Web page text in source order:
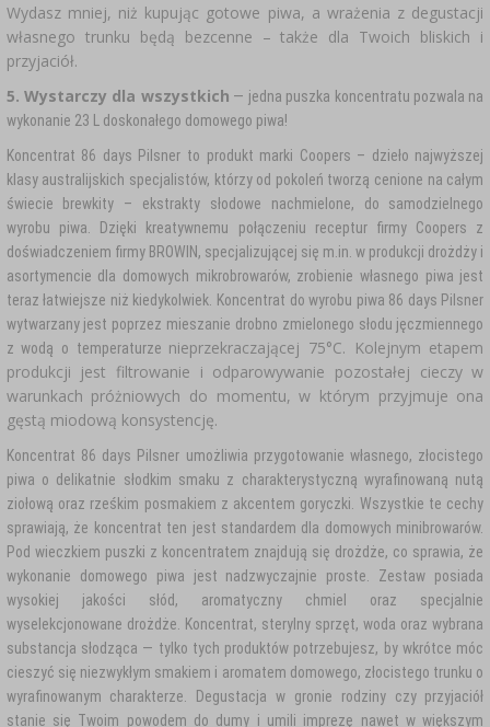
Wydasz mniej, niż kupując gotowe piwa, a wrażenia z degustacji
własnego trunku będą bezcenne – także dla Twoich bliskich i
przyjaciół.
5. Wystarczy dla wszystkich — jedna puszka koncentratu pozwala na
wykonanie 23 L doskonałego domowego piwa!
Koncentrat 86 days Pilsner to produkt marki Coopers – dzieło najwyższej
klasy australijskich specjalistów, którzy od pokoleń tworzą cenione na całym
świecie brewkity – ekstrakty słodowe nachmielone, do samodzielnego
wyrobu piwa. Dzięki kreatywnemu połączeniu receptur firmy Coopers z
doświadczeniem firmy BROWIN, specjalizującej się m.in. w produkcji drożdży i
asortymencie dla domowych mikrobrowarów, zrobienie własnego piwa jest
teraz łatwiejsze niż kiedykolwiek. Koncentrat do wyrobu piwa 86 days Pilsner
wytwarzany jest poprzez mieszanie drobno zmielonego słodu jęczmiennego
z wodą o temperaturze nieprzekraczającej 75°C. Kolejnym etapem
produkcji jest filtrowanie i odparowywanie pozostałej cieczy w
warunkach próżniowych do momentu, w którym przyjmuje ona
gęstą miodową konsystencję.
Koncentrat 86 days Pilsner umożliwia przygotowanie własnego, złocistego
piwa o delikatnie słodkim smaku z charakterystyczną wyrafinowaną nutą
ziołową oraz rześkim posmakiem z akcentem goryczki. Wszystkie te cechy
sprawiają, że koncentrat ten jest standardem dla domowych minibrowarów.
Pod wieczkiem puszki z koncentratem znajdują się drożdże, co sprawia, że
wykonanie domowego piwa jest nadzwyczajnie proste. Zestaw posiada
wysokiej jakości słód, aromatyczny chmiel oraz specjalnie
wyselekcjonowane drożdże. Koncentrat, sterylny sprzęt, woda oraz wybrana
substancja słodząca — tylko tych produktów potrzebujesz, by wkrótce móc
cieszyć się niezwykłym smakiem i aromatem domowego, złocistego trunku o
wyrafinowanym charakterze. Degustacja w gronie rodziny czy przyjaciół
stanie się Twoim powodem do dumy i umili imprezę nawet w większym